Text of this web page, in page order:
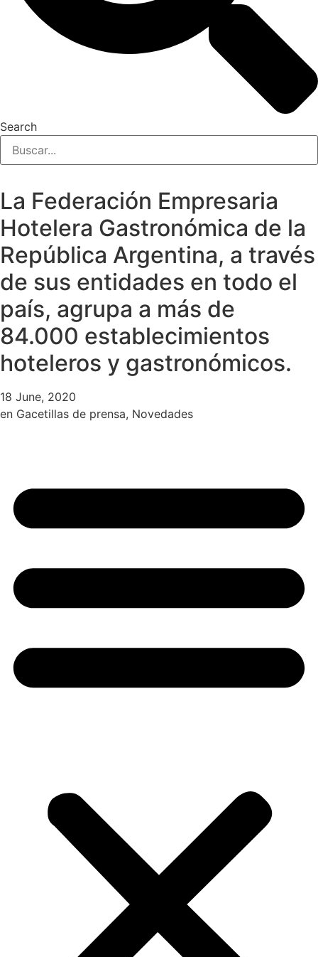
Search
La Federación Empresaria
Hotelera Gastronómica de la
República Argentina, a través
de sus entidades en todo el
país, agrupa a más de
84.000 establecimientos
hoteleros y gastronómicos.
18 June, 2020
en Gacetillas de prensa, Novedades